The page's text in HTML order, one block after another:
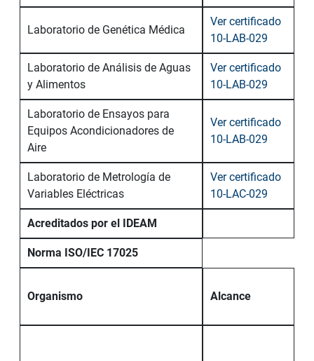
Laboratorio de Genética Médica
Ver certificado
10-LAB-029
Laboratorio de Análisis de Aguas
y Alimentos
Ver certificado
10-LAB-029
Laboratorio de Ensayos para
Equipos Acondicionadores de
Aire
Ver certificado
10-LAB-029
Laboratorio de Metrología de
Variables Eléctricas
Ver certificado
10-LAC-029
Acreditados por el IDEAM
Norma ISO/IEC 17025
Organismo Alcance